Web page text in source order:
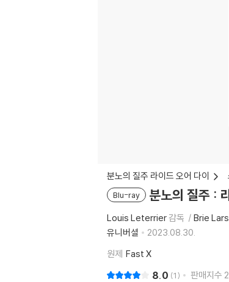
분노의 질주 라이드 오어 다이
Blu-ray 분노의 질주 :
Louis Leterrier감독 Brie
유니버셜
2023.08.30.
원제 Fast X
8.0 1 판매지수